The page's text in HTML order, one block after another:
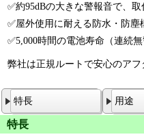
✅約95dBの大きな警報音で、
✅屋外使用に耐える防水・防塵
✅5,000時間の電池寿命（連続
弊社は正規ルートで安心のアフ
特長 用途
特長